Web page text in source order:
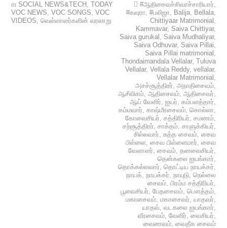
SOCIAL NEWS&TECH ,TODAY
VOC NEWS,VOC SONGS,VOC
VIDEOS,வெள்ளாளர்களின் வரலாறு
#ஆதிசைவச்சிவாச்சாரியார்,
#கவுரா, #பலிஜா, Balija, Bellala,
Chittiyaar Matrimonial ,
Kammavar, Saiva Chittiyar,
Saiva gurukal , Saiva Mudhaliyar,
Saiva Odhuvar, Saiva Pillai,
Saiva Pillai matrimonial ,
Thondaimandala Vellalar, Tuluva
Vellalar, Vellala Reddy, vellalar,
Vellalar Matrimonial ,
அசச்சூத்திரர், அநாதிசைவம்,
ஆசீவிகம், ஆதிசைவம், ஆதிசைவர்,
ஆய் வேளிர், ஐயர், கம்பளத்தார்,
கம்மவார், காஷ்மீரசைவம், கொல்லா,
கோவைசியர், சத்திரியர், சமணம்,
சற்சூத்திரர், சாக்தம், சாளுக்கியர்,
சில்லவார், சுத்த சைவம், சைவ
பிள்ளை, சைவ பிள்ளைமார், சைவ
வேளாளர், சைவம், தனவைசியர்,
தென்கலை ஐயங்கார்,
தொக்கல்லவார், தொட்டிய நாயக்கர்,
நாயக், நாயக்கர், நாயுடு, நெல்லை
சைவம், பிரம்ம சத்திரியர்,
பூவைசியர், பேதசைவம், பௌத்தம்,
மகாசைவம், மகாசைவர், யாதவர்,
யாதவ், வடகலை ஐயங்கார்,
வீரசைவம், வேளிர், வைசியர்,
வைணவம், வைதீக சைவம்